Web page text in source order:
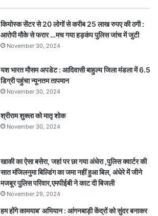
कियोस्क सेंटर से 20 लोगों से करीब 25 लाख रुपए की ठगी :
आरोपी मौके से फरार …मच गया हड़कंप पुलिस जांच में जुटी
November 30, 2024
यश भारत मौसम अपडेट : आदिवासी बाहुल्य जिला मंडला में 6.5
डिग्री पहुंचा न्यूनतम तापमान
November 30, 2024
श्रीराम शुक्ला को मातृ शोक
November 30, 2024
खाकी का ऐसा बसेरा, जहां पर छा गया अंधेरा ,पुलिस क्वार्टर की
सात मंजिलनुमा बिल्डिंग का जमा नहीं हुआ बिल, अंधेरे में जीने
मजबूर पुलिस परिवार,एमपीईबी ने काट दी बिजली
November 29, 2024
हम होंगे कामयाब’ अभियान : आंगनबाड़ी केंद्रों को सुंदर बनाकर